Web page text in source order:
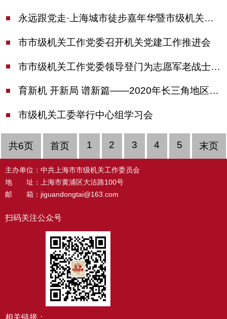
永远跟党走·上海城市徒步嘉年华暨市级机关运动会开幕
市市级机关工作党委召开机关党建工作推进会
市市级机关工作党委领导登门为志愿军老战士佩戴纪念章
育新机 开新局 谱新篇——2020年长三角地区机关党建工作研讨会在南京召开
市级机关工委举行中心组学习会
共6页 首页 1 2 3 4 5 末页